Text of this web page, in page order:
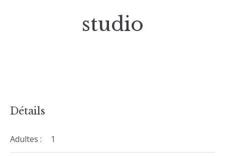
studio
Détails
Adultes : 1